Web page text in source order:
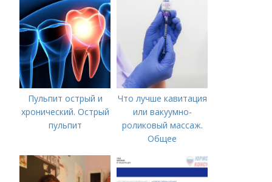
цена
Пульпит острый и
хронический. Острый
пульпит
Что лучше кавитация
или вакуумно-
роликовый массаж.
Общее
методике